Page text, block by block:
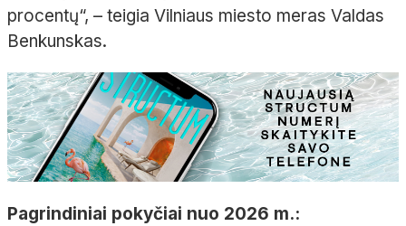
procentų“, – teigia Vilniaus miesto meras Valdas
Benkunskas.
Pagrindiniai pokyčiai nuo 2026 m.: